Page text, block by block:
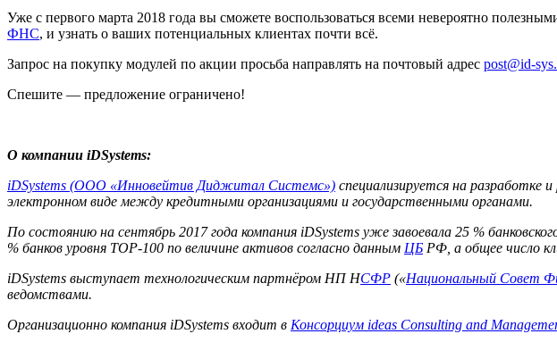
Уже с первого марта 2018 года вы сможете воспользоваться всеми невероятно
ФНС, и узнать о ваших потенциальных клиентах почти всё.
Запрос на покупку модулей по акции просьба направлять на почтовый адрес post@id-
Спешите — предложение ограничено!
О компании iDSystems:
iDSystems (ООО «Инновейтив Диджитал Системс») специализируется на разработке
электронном виде между кредитными организациями и государственными органами.
По состоянию на сентябрь 2017 года компания iDSystems уже завоевала 25 %
% банков уровня TOP-100 по величине активов согласно данным ЦБ РФ, а общее число
iDSystems выступает технологическим партнёром НП НСФР («Национальный Совет
ведомствами.
Организационно компания iDSystems входит в Консорциум ideas Consulting and